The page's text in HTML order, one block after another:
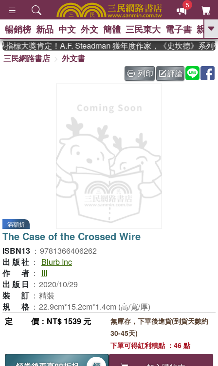
5
GO
The Odyssey 、 父親節 、 如果歷
史是一群喵 、 暑期推薦 、 國際布克
偉大的迷走神經
暢銷榜 新品 中文 外文 簡體 三民東大 電子書 親子
標大獎肯定！A.F. Steadman 獲年度作家，《史坎德》系列
三民網路書店
外文書
列印
評論
滿額折
The Case of the Crossed Wire
ISBN13 ： 9781366406262
出版社 ：
Blurb Inc
作者 ：
III
出版日 ： 2020/10/29
裝訂 ： 精裝
規格 ： 22.9cm*15.2cm*1.4cm (高/寬/厚)
定價 ：NT$ 1539 元
無庫存，下單後進貨(到貨天數約
30-45天)
下單可得紅利積點 ：46 點